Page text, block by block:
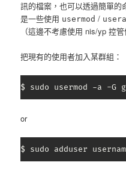
訊的檔案，也可以透過簡單
是一些使用 usermod /
（這邊不考慮使用 nis/yp 控
把現有的使用者加入某群組：
$ sudo usermod -a -G
or
$ sudo adduser